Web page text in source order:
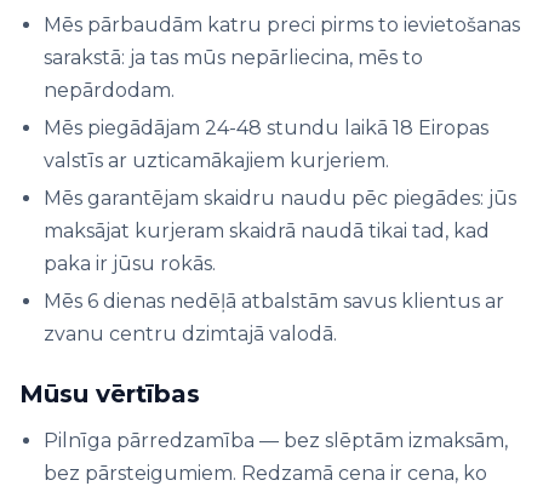
Mēs pārbaudām katru preci pirms to ievietošanas
sarakstā: ja tas mūs nepārliecina, mēs to
nepārdodam.
Mēs piegādājam 24-48 stundu laikā 18 Eiropas
valstīs ar uzticamākajiem kurjeriem.
Mēs garantējam skaidru naudu pēc piegādes: jūs
maksājat kurjeram skaidrā naudā tikai tad, kad
paka ir jūsu rokās.
Mēs 6 dienas nedēļā atbalstām savus klientus ar
zvanu centru dzimtajā valodā.
Mūsu vērtības
Pilnīga pārredzamība — bez slēptām izmaksām,
bez pārsteigumiem. Redzamā cena ir cena, ko